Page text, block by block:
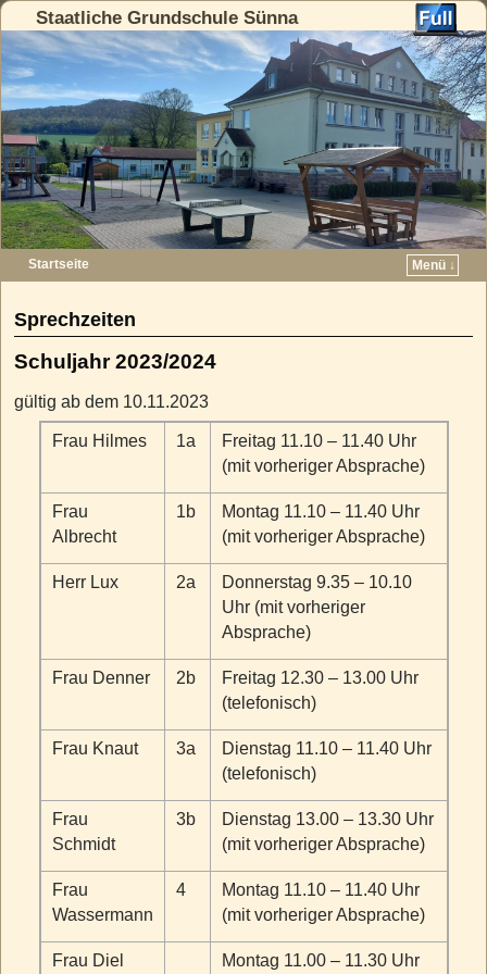
Staatliche Grundschule Sünna
Startseite
Menü ↓
Sprechzeiten
Schuljahr 2023/2024
gültig ab dem 10.11.2023
Frau Hilmes 1a
Freitag 11.10 – 11.40 Uhr
(mit vorheriger Absprache)
Frau
Albrecht
1b
Montag 11.10 – 11.40 Uhr
(mit vorheriger Absprache)
Herr Lux 2a
Donnerstag 9.35 – 10.10
Uhr (mit vorheriger
Absprache)
Frau Denner 2b
Freitag 12.30 – 13.00 Uhr
(telefonisch)
Frau Knaut 3a
Dienstag 11.10 – 11.40 Uhr
(telefonisch)
Frau
Schmidt
3b
Dienstag 13.00 – 13.30 Uhr
(mit vorheriger Absprache)
Frau
Wassermann
4
Montag 11.10 – 11.40 Uhr
(mit vorheriger Absprache)
Frau Diel Montag 11.00 – 11.30 Uhr